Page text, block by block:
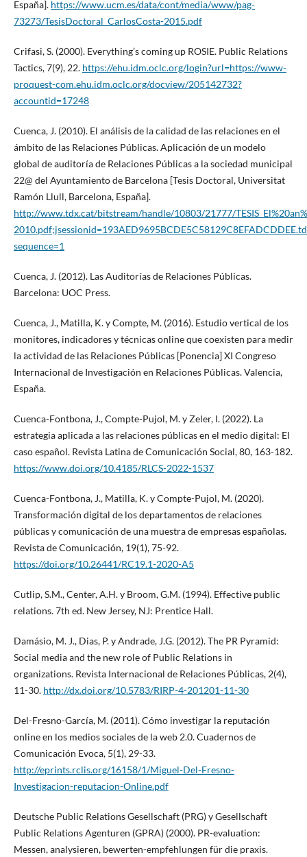
España]. https://www.ucm.es/data/cont/media/www/pag-
73273/TesisDoctoral_CarlosCosta-2015.pdf
Crifasi, S. (2000). Everything’s coming up ROSIE. Public Relations
Tactics, 7(9), 22. https://ehu.idm.oclc.org/login?url=https://www-
proquest-com.ehu.idm.oclc.org/docview/205142732?
accountid=17248
Cuenca, J. (2010). El análisis de la calidad de las relaciones en el
ámbito de las Relaciones Públicas. Aplicación de un modelo
global de auditoría de Relaciones Públicas a la sociedad municipal
22@ del Ayuntamiento de Barcelona [Tesis Doctoral, Universitat
Ramón Llull, Barcelona, España].
http://www.tdx.cat/bitstream/handle/10803/21777/
sequence=1
Cuenca, J. (2012). Las Auditorías de Relaciones Públicas.
Barcelona: UOC Press.
Cuenca, J., Matilla, K. y Compte, M. (2016). Estudio vertical de los
monitores, indicadores y técnicas online que coexisten para medir
la actividad de las Relaciones Públicas [Ponencia] XI Congreso
Internacional de Investigación en Relaciones Públicas. Valencia,
España.
Cuenca-Fontbona, J., Compte-Pujol, M. y Zeler, I. (2022). La
estrategia aplicada a las relaciones públicas en el medio digital: El
caso español. Revista Latina de Comunicación Social, 80, 163-182.
https://www.doi.org/10.4185/RLCS-2022-1537
Cuenca-Fontbona, J., Matilla, K. y Compte-Pujol, M. (2020).
Transformación digital de los departamentos de relaciones
públicas y comunicación de una muestra de empresas españolas.
Revista de Comunicación, 19(1), 75-92.
https://doi.org/10.26441/RC19.1-2020-A5
Cutlip, S.M., Center, A.H. y Broom, G.M. (1994). Effective public
relations. 7th ed. New Jersey, NJ: Prentice Hall.
Damásio, M. J., Dias, P. y Andrade, J.G. (2012). The PR Pyramid:
Social media and the new role of Public Relations in
organizations. Revista Internacional de Relaciones Públicas, 2(4),
11-30. http://dx.doi.org/10.5783/RIRP-4-201201-11-30
Del-Fresno-García, M. (2011). Cómo investigar la reputación
online en los medios sociales de la web 2.0. Cuadernos de
Comunicación Evoca, 5(1), 29-33.
http://eprints.rclis.org/16158/1/Miguel-Del-Fresno-
Investigacion-reputacion-Online.pdf
Deutsche Public Relations Gesellschaft (PRG) y Gesellschaft
Public Relations Agenturen (GPRA) (2000). PR-evaluation:
Messen, analysieren, bewerten-empfehlungen für die praxis.